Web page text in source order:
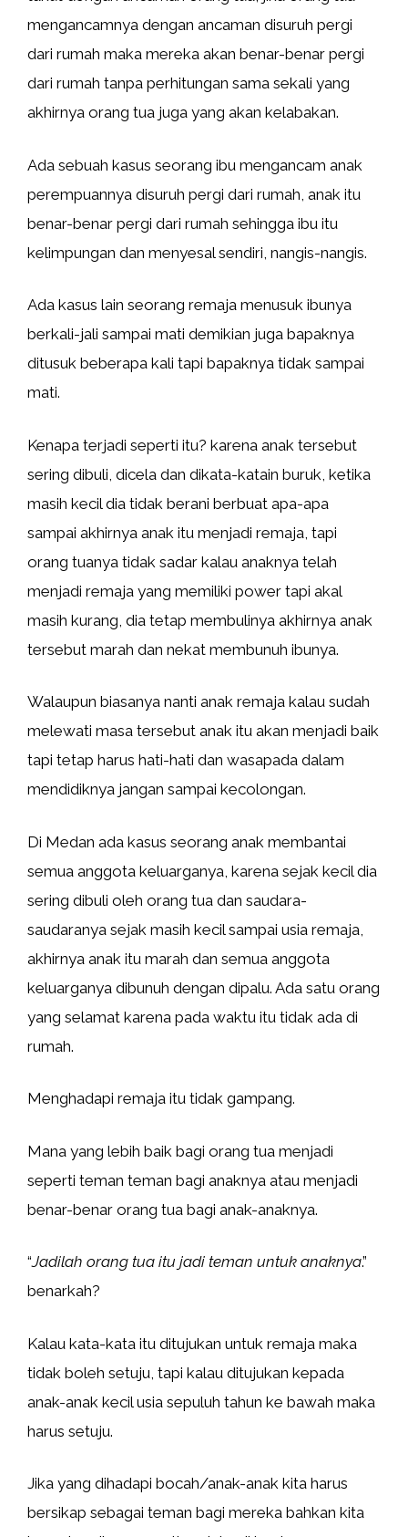
mengancamnya dengan ancaman disuruh pergi
dari rumah maka mereka akan benar-benar pergi
dari rumah tanpa perhitungan sama sekali yang
akhirnya orang tua juga yang akan kelabakan.
Ada sebuah kasus seorang ibu mengancam anak
perempuannya disuruh pergi dari rumah, anak itu
benar-benar pergi dari rumah sehingga ibu itu
kelimpungan dan menyesal sendiri, nangis-nangis.
Ada kasus lain seorang remaja menusuk ibunya
berkali-jali sampai mati demikian juga bapaknya
ditusuk beberapa kali tapi bapaknya tidak sampai
mati.
Kenapa terjadi seperti itu? karena anak tersebut
sering dibuli, dicela dan dikata-katain buruk, ketika
masih kecil dia tidak berani berbuat apa-apa
sampai akhirnya anak itu menjadi remaja, tapi
orang tuanya tidak sadar kalau anaknya telah
menjadi remaja yang memiliki power tapi akal
masih kurang, dia tetap membulinya akhirnya anak
tersebut marah dan nekat membunuh ibunya.
Walaupun biasanya nanti anak remaja kalau sudah
melewati masa tersebut anak itu akan menjadi baik
tapi tetap harus hati-hati dan wasapada dalam
mendidiknya jangan sampai kecolongan.
Di Medan ada kasus seorang anak membantai
semua anggota keluarganya, karena sejak kecil dia
sering dibuli oleh orang tua dan saudara-
saudaranya sejak masih kecil sampai usia remaja,
akhirnya anak itu marah dan semua anggota
keluarganya dibunuh dengan dipalu. Ada satu orang
yang selamat karena pada waktu itu tidak ada di
rumah.
Menghadapi remaja itu tidak gampang.
Mana yang lebih baik bagi orang tua menjadi
seperti teman teman bagi anaknya atau menjadi
benar-benar orang tua bagi anak-anaknya.
“Jadilah orang tua itu jadi teman untuk anaknya.”
benarkah?
Kalau kata-kata itu ditujukan untuk remaja maka
tidak boleh setuju, tapi kalau ditujukan kepada
anak-anak kecil usia sepuluh tahun ke bawah maka
harus setuju.
Jika yang dihadapi bocah/anak-anak kita harus
bersikap sebagai teman bagi mereka bahkan kita